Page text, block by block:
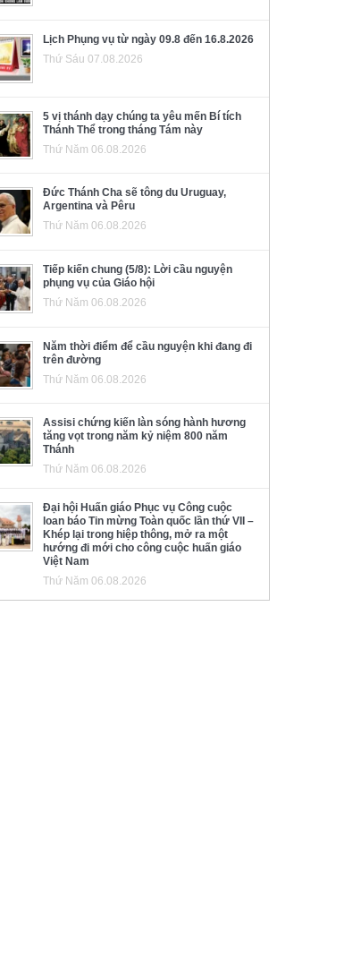
Lịch Phụng vụ từ ngày 09.8 đến 16.8.2026
Thứ Sáu 07.08.2026
5 vị thánh dạy chúng ta yêu mến Bí tích
Thánh Thể trong tháng Tám này
Thứ Năm 06.08.2026
Đức Thánh Cha sẽ tông du Uruguay,
Argentina và Pêru
Thứ Năm 06.08.2026
Tiếp kiến chung (5/8): Lời cầu nguyện
phụng vụ của Giáo hội
Thứ Năm 06.08.2026
Năm thời điểm để cầu nguyện khi đang đi
trên đường
Thứ Năm 06.08.2026
Assisi chứng kiến làn sóng hành hương
tăng vọt trong năm kỷ niệm 800 năm
Thánh
Thứ Năm 06.08.2026
Đại hội Huấn giáo Phục vụ Công cuộc
loan báo Tin mừng Toàn quốc lần thứ VII –
Khép lại trong hiệp thông, mở ra một
hướng đi mới cho công cuộc huấn giáo
Việt Nam
Thứ Năm 06.08.2026